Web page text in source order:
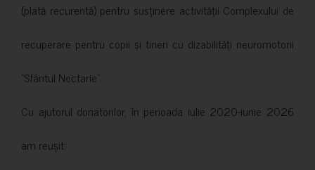
(plată recurentă) pentru susținere activității Complexului de
recuperare pentru copii și tineri cu dizabilități neuromotorii
”Sfântul Nectarie”.
Cu ajutorul donatorilor, în perioada iulie 2020-iunie 2026
am reușit: